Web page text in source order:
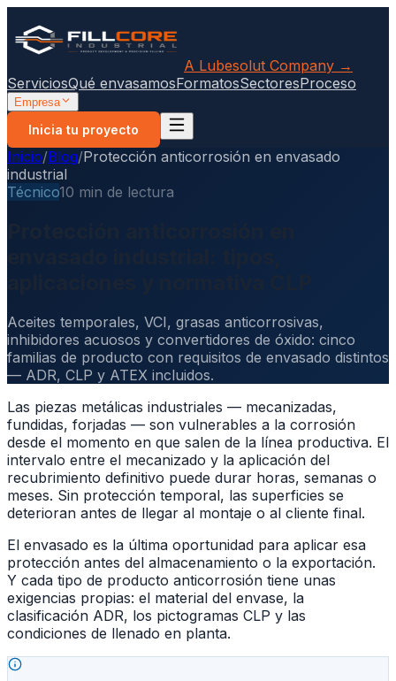
A Lubesolut Company →
ServiciosQué envasamosFormatosSectoresProceso
Empresa
Inicia tu proyecto
Inicio/Blog/Protección anticorrosión en envasado
industrial
Técnico10 min de lectura
Aceites temporales, VCI, grasas anticorrosivas,
inhibidores acuosos y convertidores de óxido: cinco
familias de producto con requisitos de envasado distintos
— ADR, CLP y ATEX incluidos.
Las piezas metálicas industriales — mecanizadas,
fundidas, forjadas — son vulnerables a la corrosión
desde el momento en que salen de la línea productiva. El
intervalo entre el mecanizado y la aplicación del
recubrimiento definitivo puede durar horas, semanas o
meses. Sin protección temporal, las superficies se
deterioran antes de llegar al montaje o al cliente final.
El envasado es la última oportunidad para aplicar esa
protección antes del almacenamiento o la exportación.
Y cada tipo de producto anticorrosión tiene unas
exigencias propias: el material del envase, la
clasificación ADR, los pictogramas CLP y las
condiciones de llenado en planta.